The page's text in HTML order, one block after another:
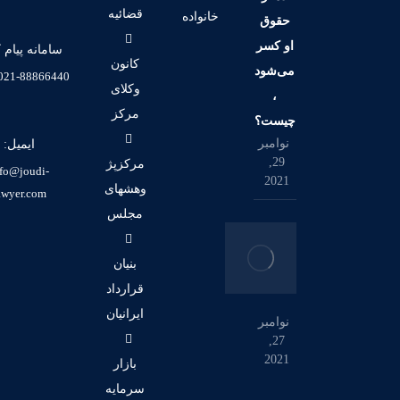
حقوق
او کسر
می‌شود
،
چیست؟
نوامبر
29,
2021
نوامبر
27,
2021
خانواده
قضائیه
کانون
وکلای
مرکز
مرکزپژ
وهشهای
مجلس
بنیان
قرارداد
ایرانیان
بازار
سرمایه
سامانه پیام
88866440 (98+)
ایمیل: